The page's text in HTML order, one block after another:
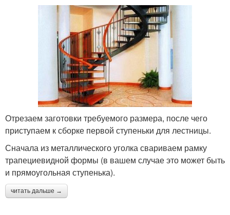
Отрезаем заготовки требуемого размера, после чего
приступаем к сборке первой ступеньки для лестницы.
Сначала из металлического уголка свариваем рамку
трапециевидной формы (в вашем случае это может быть
и прямоугольная ступенька).
читать дальше →